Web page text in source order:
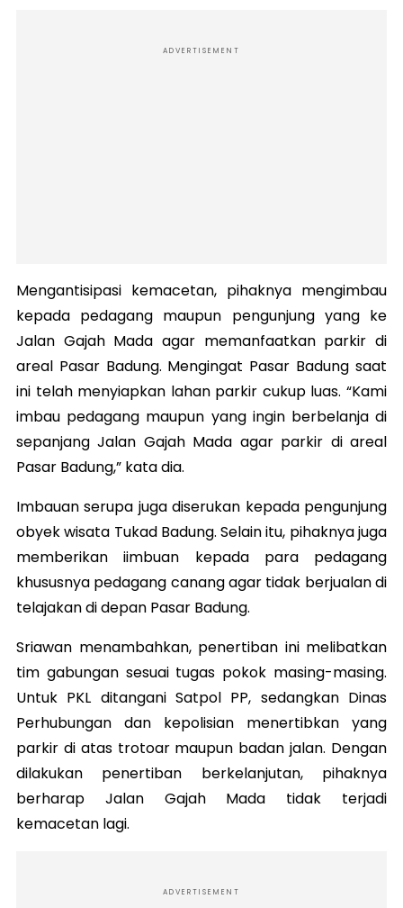
ADVERTISEMENT
Mengantisipasi kemacetan, pihaknya mengimbau
kepada pedagang maupun pengunjung yang ke
Jalan Gajah Mada agar memanfaatkan parkir di
areal Pasar Badung. Mengingat Pasar Badung saat
ini telah menyiapkan lahan parkir cukup luas. “Kami
imbau pedagang maupun yang ingin berbelanja di
sepanjang Jalan Gajah Mada agar parkir di areal
Pasar Badung,” kata dia.
Imbauan serupa juga diserukan kepada pengunjung
obyek wisata Tukad Badung. Selain itu, pihaknya juga
memberikan iimbuan kepada para pedagang
khususnya pedagang canang agar tidak berjualan di
telajakan di depan Pasar Badung.
Sriawan menambahkan, penertiban ini melibatkan
tim gabungan sesuai tugas pokok masing-masing.
Untuk PKL ditangani Satpol PP, sedangkan Dinas
Perhubungan dan kepolisian menertibkan yang
parkir di atas trotoar maupun badan jalan. Dengan
dilakukan penertiban berkelanjutan, pihaknya
berharap Jalan Gajah Mada tidak terjadi
kemacetan lagi.
ADVERTISEMENT